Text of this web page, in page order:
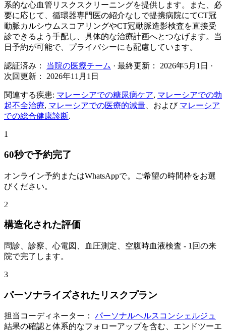
系的な心血管リスクスクリーニングを提供します。また、必
要に応じて、循環器専門医の紹介なしで提携病院にてCT冠
動脈カルシウムスコアリングやCT冠動脈造影検査を直接受
診できるよう手配し、具体的な治療計画へとつなげます。当
日予約が可能で、プライバシーにも配慮しています。
認証済み： 当院の医療チーム · 最終更新： 2026年5月1日 ·
次回更新： 2026年11月1日
関連する疾患: マレーシアでの糖尿病ケア, マレーシアでの勃
起不全治療, マレーシアでの医療的減量 、および マレーシア
での総合健康診断.
1
60秒で予約完了
オンライン予約またはWhatsAppで。ご希望の時間枠をお選
びください。
2
構造化された評価
問診、診察、心電図、血圧測定、空腹時血液検査 - 1回の来
院で完了します。
3
パーソナライズされたリスクプラン
担当コーディネーター：
パーソナルヘルスコンシェルジュ
結果の確認と体系的なフォローアップを含む、エンドツーエ